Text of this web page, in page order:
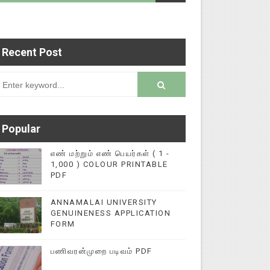
மின்னல் கல்விச் செய்தி
Recent Post
Popular
எண் மற்றும் எண் பெயர்கள் ( 1 -
1,000 ) COLOUR PRINTABLE
PDF
ANNAMALAI UNIVERSITY
GENUINENESS APPLICATION
FORM
பணிவரன்முறை படிவம் PDF